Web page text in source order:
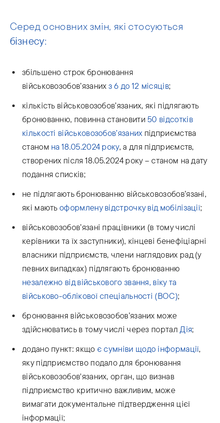
Серед основних змін, які стосуються
бізнесу:
збільшено строк бронювання
військовозобов’язаних з 6 до 12 місяців;
кількість військовозобов’язаних, які підлягають
бронюванню, повинна становити 50 відсотків
кількості військовозобов’язаних підприємства
станом на 18.05.2024 року, а для підприємств,
створених після 18.05.2024 року – станом на дату
подання списків;
не підлягають бронюванню військовозобов’язані,
які маютьоформлену відстрочку від мобілізації;
військовозобов’язані працівники (в тому числі
керівники та їх заступники), кінцеві бенефіціарні
власники підприємств, члени наглядових рад (у
певних випадках) підлягають бронюванню
незалежно від військового звання, віку та
військово-облікової спеціальності (ВОС);
бронювання військовозобов’язаних може
здійснюватись в тому числі через портал Дія;
додано пункт: якщо є сумніви щодо інформації,
яку підприємство подало для бронювання
військовозобов'язаних, орган, що визнав
підприємство критично важливим, може
вимагати документальне підтвердження цієї
інформації;